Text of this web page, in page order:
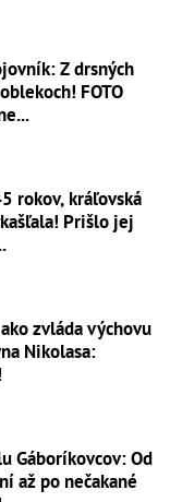
Z drsných
FOTO
rokov, kráľovská
Prišlo jej
zvláda výchovu
Nikolasa:
Gáboríkovcov: Od
až po nečakané